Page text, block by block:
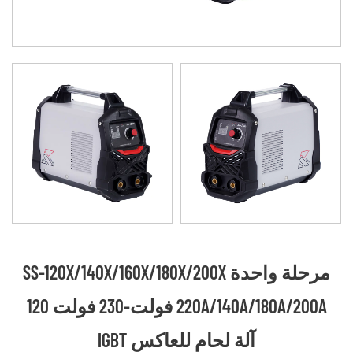
SS-120X/140X/160X/180X/200X مرحلة واحدة
220 فولت-230 فولت 120A/140A/180A/200A
IGBT آلة لحام للعاكس